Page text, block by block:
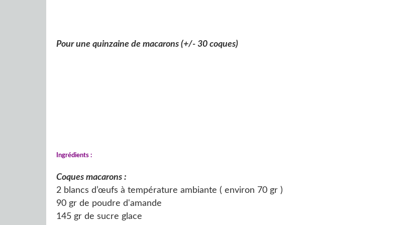
Pour une quinzaine de macarons (+/- 30 coques)
Ingrédients :
Coques macarons :
2 blancs d’œufs à température ambiante ( environ 70 gr )
90 gr de poudre d'amande
145 gr de sucre glace